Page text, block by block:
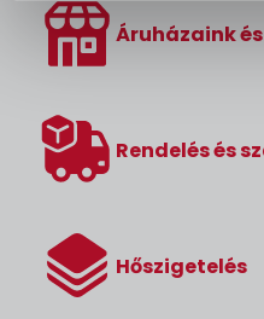
Áruházaink
Rendelés és
Hőszigetelés